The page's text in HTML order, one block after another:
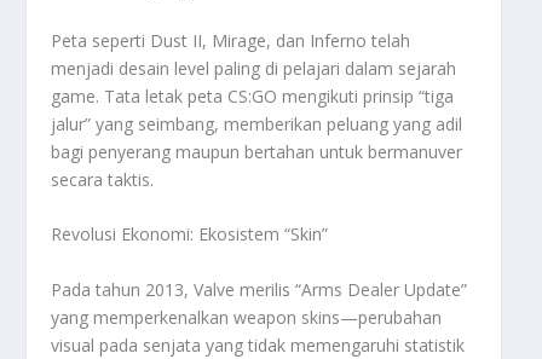
Peta seperti Dust II, Mirage, dan Inferno telah
menjadi desain level paling di pelajari dalam sejarah
game. Tata letak peta CS:GO mengikuti prinsip “tiga
jalur” yang seimbang, memberikan peluang yang adil
bagi penyerang maupun bertahan untuk bermanuver
secara taktis.
Revolusi Ekonomi: Ekosistem “Skin”
Pada tahun 2013, Valve merilis “Arms Dealer Update”
yang memperkenalkanweapon skins—perubahan
visual pada senjata yang tidak memengaruhi statistik